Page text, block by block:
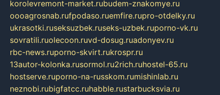
korolevremont-market.rubudem-znakomye.ru
oooagrosnab.rufpodaso.ruemfire.rupro-otdelky.ru
ukrasotki.ruseksuzbek.ruseks-uzbek.ruporno-vk.ru
sovratili.ruolecoon.ruvd-dosug.ruadonyev.ru
rbc-news.ruporno-skvirt.rukrospr.ru
13autor-kolonka.rusormol.ru2rich.ruhostel-65.ru
hostserve.ruporno-na-russkom.rumishinlab.ru
neznobi.rubigfatcc.ruhabble.rustarbucksvia.ru